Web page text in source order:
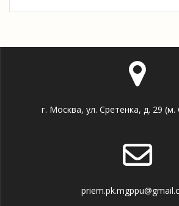
г. Москва, ул. Сретенка, д. 29 (м.